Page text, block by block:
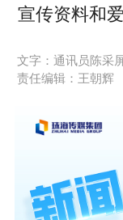
宣传资料和
文字：通讯员陈采
责任编辑：王朝辉